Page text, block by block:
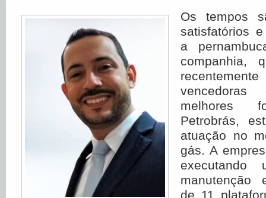
Os tempos
satisfatórios
a
companhia,
melhores
Petrobrás,
atuação no
gás. A
manutenção
de 11